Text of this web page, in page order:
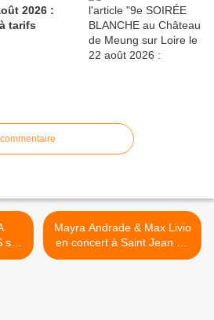
2026 :
tarifs
Mayra Andrade & Max Livio
en concert à Saint Jean de
la Ruelle Vendredi 17 avril